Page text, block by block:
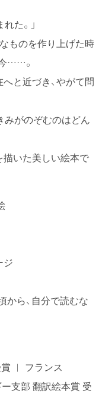
た。」
ものを作り上げた時
……。
と近づき、やがて問
みがのぞむのはどん
いた美しい絵本で
ジ
から、自分で読むな
︱ フランス
支部 翻訳絵本賞 受